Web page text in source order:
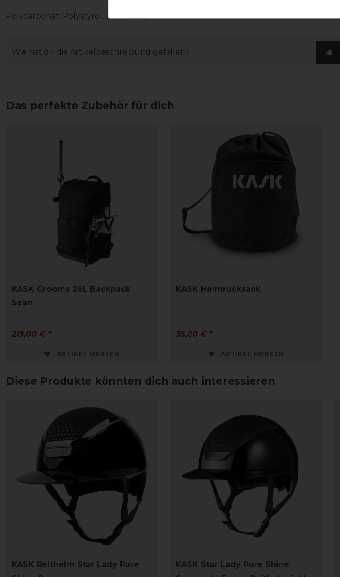
Polycarbonat, Polystyrol, Textilfutter
Wie hat dir die Artikelbeschreibung gefallen?
Das perfekte Zubehör für dich
KASK Grooms 26L Backpack
Sean
219,00 € *
ARTIKEL MERKEN
KASK Helmrucksack
35,00 € *
ARTIKEL MERKEN
Diese Produkte könnten dich auch interessieren
KASK Reithelm Star Lady Pure
KASK Star Lady Pure Shine